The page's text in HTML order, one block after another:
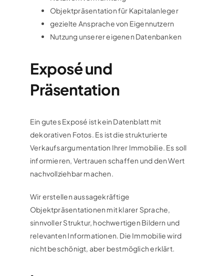
Objektpräsentation für Kapitalanleger
gezielte Ansprache von Eigennutzern
Nutzung unserer eigenen Datenbanken
Exposé und
Präsentation
Ein gutes Exposé ist kein Datenblatt mit
dekorativen Fotos. Es ist die strukturierte
Verkaufsargumentation Ihrer Immobilie. Es soll
informieren, Vertrauen schaffen und den Wert
nachvollziehbar machen.
Wir erstellen aussagekräftige
Objektpräsentationen mit klarer Sprache,
sinnvoller Struktur, hochwertigen Bildern und
relevanten Informationen. Die Immobilie wird
nicht beschönigt, aber bestmöglich erklärt.